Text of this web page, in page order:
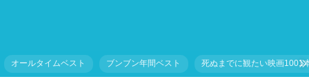
オールタイムベスト ブンブン年間ベスト 死ぬまでに観たい映画1001